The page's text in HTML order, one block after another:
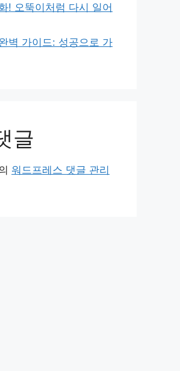
! 오뚝이처럼 다시 일어
벽 가이드: 성공으로 가
글
워드프레스 댓글 관리